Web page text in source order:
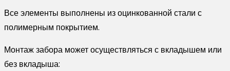
темно-
Все элементы выполнены из оцинкованной стали с
полимерным покрытием.
Монтаж забора может осуществляться с вкладышем или
без вкладыша: